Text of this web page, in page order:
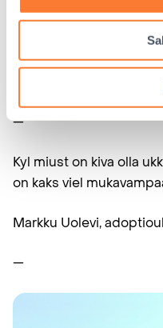
att jag förutom tiden
ha tid över för jobbet,
—
Kyl miust on kiva olla
on kaks viel
Markku Uolevi,
—